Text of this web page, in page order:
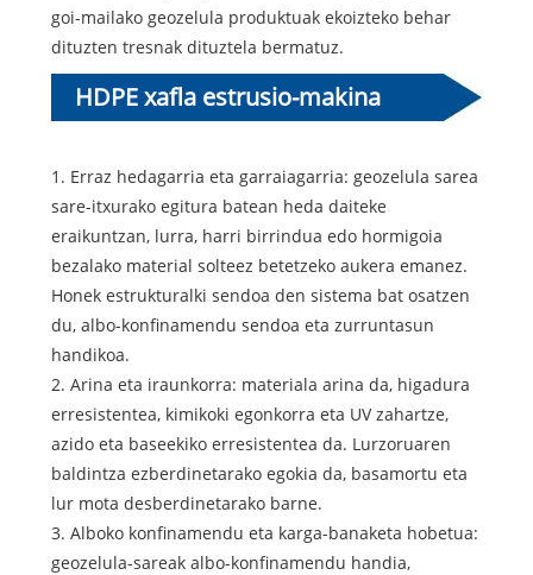
goi-mailako geozelula produktuak ekoizteko behar
dituzten tresnak dituztela bermatuz.
HDPE xafla estrusio-makina
1. Erraz hedagarria eta garraiagarria: geozelula sarea
sare-itxurako egitura batean heda daiteke
eraikuntzan, lurra, harri birrindua edo hormigoia
bezalako material solteez betetzeko aukera emanez.
Honek estrukturalki sendoa den sistema bat osatzen
du, albo-konfinamendu sendoa eta zurruntasun
handikoa.
2. Arina eta iraunkorra: materiala arina da, higadura
erresistentea, kimikoki egonkorra eta UV zahartze,
azido eta baseekiko erresistentea da. Lurzoruaren
baldintza ezberdinetarako egokia da, basamortu eta
lur mota desberdinetarako barne.
3. Alboko konfinamendu eta karga-banaketa hobetua:
geozelula-sareak albo-konfinamendu handia,